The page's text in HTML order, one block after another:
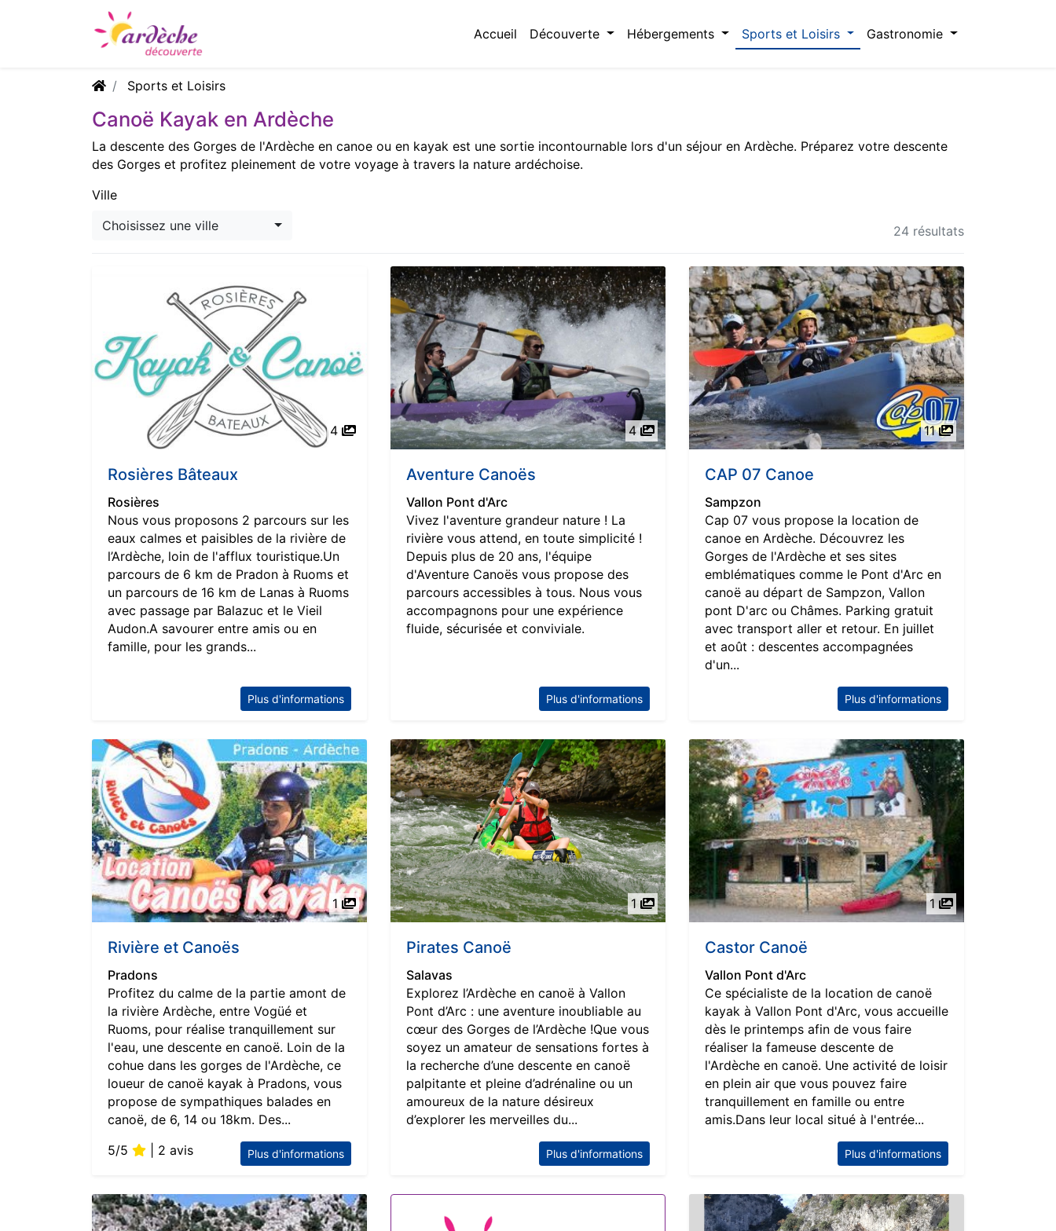
Accueil Découverte Hébergements Sports et Loisirs Gastronomie
Sports et Loisirs
Canoë Kayak en Ardèche
La descente des Gorges de l'Ardèche en canoe ou en kayak est une sortie incontournable lors d'un séjour en Ardèche. Préparez votre descente
des Gorges et profitez pleinement de votre voyage à travers la nature ardéchoise.
Ville
Choisissez une ville
24 résultats
4
Rosières Bâteaux
Rosières
Nous vous proposons 2 parcours sur les
eaux calmes et paisibles de la rivière de
l’Ardèche, loin de l'afflux touristique.Un
parcours de 6 km de Pradon à Ruoms et
un parcours de 16 km de Lanas à Ruoms
avec passage par Balazuc et le Vieil
Audon.A savourer entre amis ou en
famille, pour les grands...
Plus d'informations
4
Aventure Canoës
Vallon Pont d'Arc
Vivez l'aventure grandeur nature ! La
rivière vous attend, en toute simplicité !
Depuis plus de 20 ans, l'équipe
d'Aventure Canoës vous propose des
parcours accessibles à tous. Nous vous
accompagnons pour une expérience
fluide, sécurisée et conviviale.
Plus d'informations
11
CAP 07 Canoe
Sampzon
Cap 07 vous propose la location de
canoe en Ardèche. Découvrez les
Gorges de l'Ardèche et ses sites
emblématiques comme le Pont d'Arc en
canoë au départ de Sampzon, Vallon
pont D'arc ou Châmes. Parking gratuit
avec transport aller et retour. En juillet
et août : descentes accompagnées
d'un...
Plus d'informations
1
Rivière et Canoës
Pradons
Profitez du calme de la partie amont de
la rivière Ardèche, entre Vogüé et
Ruoms, pour réalise tranquillement sur
l'eau, une descente en canoë. Loin de la
cohue dans les gorges de l'Ardèche, ce
loueur de canoë kayak à Pradons, vous
propose de sympathiques balades en
canoë, de 6, 14 ou 18km. Des...
5/5
| 2 avis Plus d'informations
1
Pirates Canoë
Salavas
Explorez l’Ardèche en canoë à Vallon
Pont d’Arc : une aventure inoubliable au
cœur des Gorges de l’Ardèche !Que vous
soyez un amateur de sensations fortes à
la recherche d’une descente en canoë
palpitante et pleine d’adrénaline ou un
amoureux de la nature désireux
d’explorer les merveilles du...
Plus d'informations
1
Castor Canoë
Vallon Pont d'Arc
Ce spécialiste de la location de canoë
kayak à Vallon Pont d'Arc, vous accueille
dès le printemps afin de vous faire
réaliser la fameuse descente de
l'Ardèche en canoë. Une activité de loisir
en plein air que vous pouvez faire
tranquillement en famille ou entre
amis.Dans leur local situé à l'entrée...
Plus d'informations